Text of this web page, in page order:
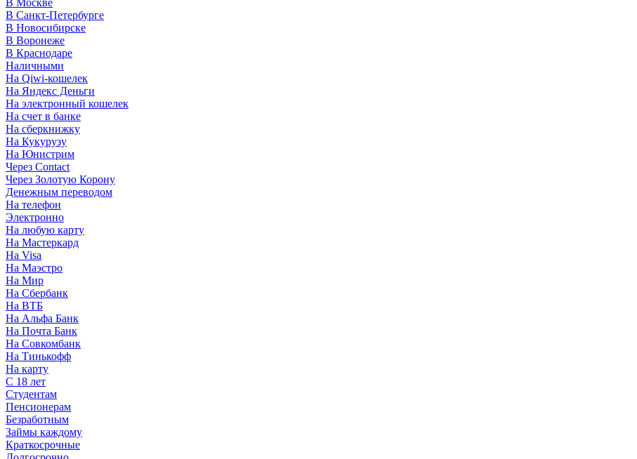
В Санкт-Петербурге
В Новосибирске
В Воронеже
В Краснодаре
Наличными
На Qiwi-кошелек
На Яндекс Деньги
На электронный кошелек
На счет в банке
На сберкнижку
На Кукурузу
На Юнистрим
Через Contact
Через Золотую Корону
Денежным переводом
На телефон
Электронно
На любую карту
На Мастеркард
На Visa
На Маэстро
На Мир
На Сбербанк
На ВТБ
На Альфа Банк
На Почта Банк
На Совкомбанк
На Тинькофф
На карту
С 18 лет
Студентам
Пенсионерам
Безработным
Займы каждому
Краткосрочные